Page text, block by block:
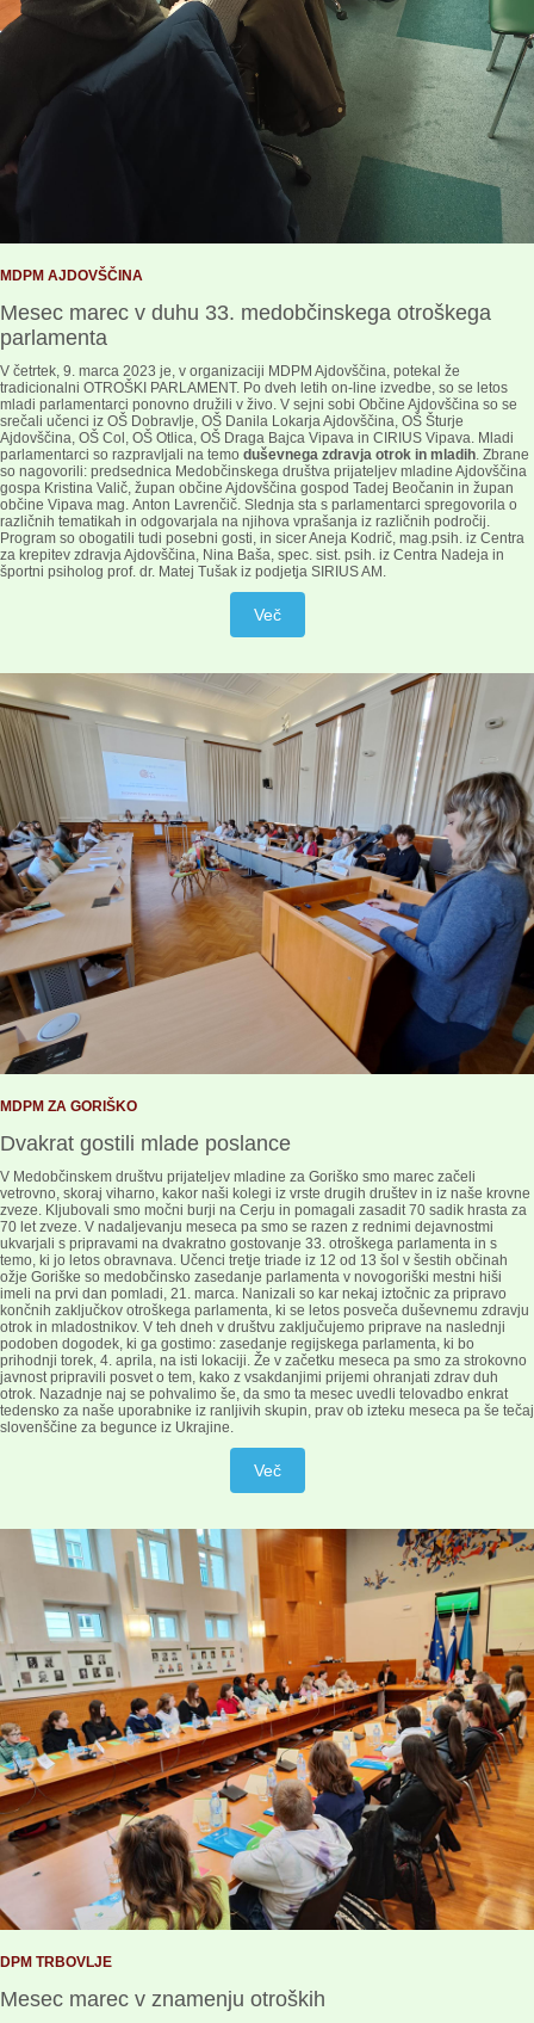
MDPM AJDOVŠČINA
Mesec marec v duhu 33. medobčinskega otroškega
parlamenta
V četrtek, 9. marca 2023 je, v organizaciji MDPM Ajdovščina, potekal že
tradicionalni OTROŠKI PARLAMENT. Po dveh letih on-line izvedbe, so se letos
mladi parlamentarci ponovno družili v živo. V sejni sobi Občine Ajdovščina so se
srečali učenci iz OŠ Dobravlje, OŠ Danila Lokarja Ajdovščina, OŠ Šturje
Ajdovščina, OŠ Col, OŠ Otlica, OŠ Draga Bajca Vipava in CIRIUS Vipava. Mladi
parlamentarci so razpravljali na temo duševnega zdravja otrok in mladih. Zbrane
so nagovorili: predsednica Medobčinskega društva prijateljev mladine Ajdovščina
gospa Kristina Valič, župan občine Ajdovščina gospod Tadej Beočanin in župan
občine Vipava mag. Anton Lavrenčič. Slednja sta s parlamentarci spregovorila o
različnih tematikah in odgovarjala na njihova vprašanja iz različnih področij.
Program so obogatili tudi posebni gosti, in sicer Aneja Kodrič, mag.psih. iz Centra
za krepitev zdravja Ajdovščina, Nina Baša, spec. sist. psih. iz Centra Nadeja in
športni psiholog prof. dr. Matej Tušak iz podjetja SIRIUS AM.
Več
MDPM ZA GORIŠKO
Dvakrat gostili mlade poslance
V Medobčinskem društvu prijateljev mladine za Goriško smo marec začeli
vetrovno, skoraj viharno, kakor naši kolegi iz vrste drugih društev in iz naše krovne
zveze. Kljubovali smo močni burji na Cerju in pomagali zasadit 70 sadik hrasta za
70 let zveze. V nadaljevanju meseca pa smo se razen z rednimi dejavnostmi
ukvarjali s pripravami na dvakratno gostovanje 33. otroškega parlamenta in s
temo, ki jo letos obravnava. Učenci tretje triade iz 12 od 13 šol v šestih občinah
ožje Goriške so medobčinsko zasedanje parlamenta v novogoriški mestni hiši
imeli na prvi dan pomladi, 21. marca. Nanizali so kar nekaj iztočnic za pripravo
končnih zaključkov otroškega parlamenta, ki se letos posveča duševnemu zdravju
otrok in mladostnikov. V teh dneh v društvu zaključujemo priprave na naslednji
podoben dogodek, ki ga gostimo: zasedanje regijskega parlamenta, ki bo
prihodnji torek, 4. aprila, na isti lokaciji. Že v začetku meseca pa smo za strokovno
javnost pripravili posvet o tem, kako z vsakdanjimi prijemi ohranjati zdrav duh
otrok. Nazadnje naj se pohvalimo še, da smo ta mesec uvedli telovadbo enkrat
tedensko za naše uporabnike iz ranljivih skupin, prav ob izteku meseca pa še tečaj
slovenščine za begunce iz Ukrajine.
Več
DPM TRBOVLJE
Mesec marec v znamenju otroških